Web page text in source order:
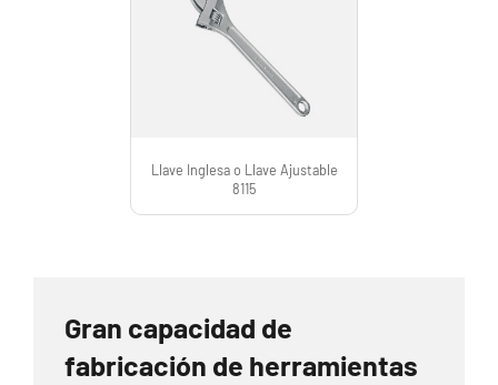
Llave Inglesa o Llave Ajustable
8115
Gran capacidad de
fabricación de herramientas